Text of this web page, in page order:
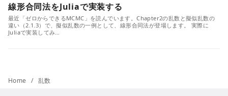
線形合同法をJuliaで実装する
最近「ゼロからできるMCMC」を読んでいます。Chapter2の乱数と擬似乱数の
違い（2.1.3）で、擬似乱数の一例として、線形合同法が登場します。 実際に
Juliaで実装してみ…
Home 乱数